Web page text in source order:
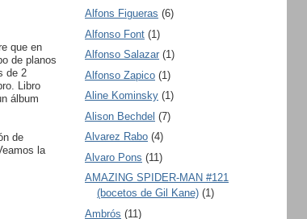
que en
de planos
de 2
Libro
álbum
de
la
Alfons Figueras (6)
Alfonso Font (1)
Alfonso Salazar (1)
Alfonso Zapico (1)
Aline Kominsky (1)
Alison Bechdel (7)
Alvarez Rabo (4)
Alvaro Pons (11)
AMAZING SPIDER-MAN #121
(bocetos de Gil Kane) (1)
Ambrós (11)